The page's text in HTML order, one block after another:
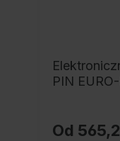
PIN
Od